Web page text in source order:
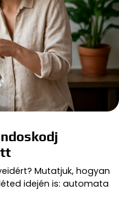
Mutatjuk, hogyan
idején is: automata